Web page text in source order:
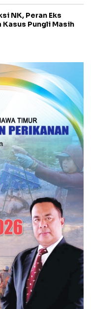
NK, Peran Eks
Kasus Pungli Masih